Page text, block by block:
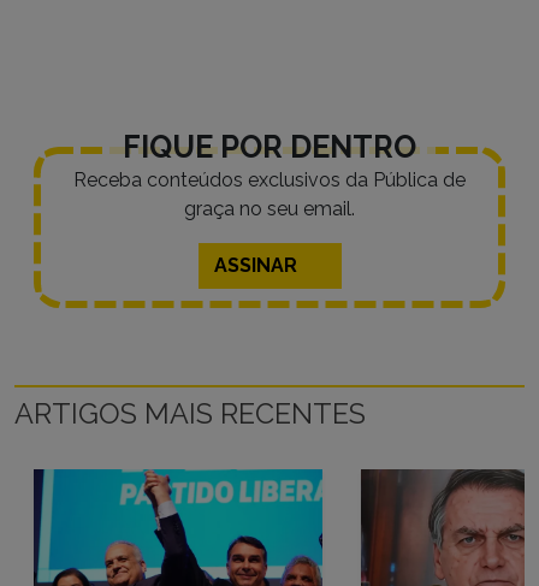
FIQUE POR DENTRO
Receba conteúdos exclusivos da Pública de
graça no seu email.
ASSINAR
ARTIGOS MAIS RECENTES